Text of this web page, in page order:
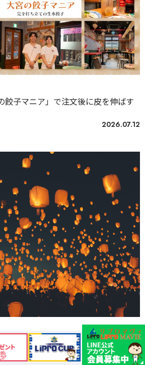
餃子マニア」で注文後に皮を伸ばす
2026.07.12
な「七夕スカイランタン祭り2026」
近くで7月17日～ 23日